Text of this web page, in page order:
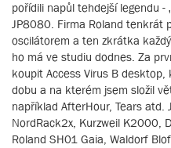
pořídili napůl tehdejší legendu -
JP8080. Firma Roland tenkrát
oscilátorem a ten zkrátka
ho má ve studiu dodnes. Za
koupit Access Virus B
dobu a na kterém jsem složil
například AfterHour, Tears atd.
NordRack2x, Kurzweil K2000,
Roland SH01 Gaia, Waldorf